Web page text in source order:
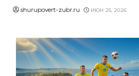
shurupovert-zubr.ru ИЮН 25, 2026